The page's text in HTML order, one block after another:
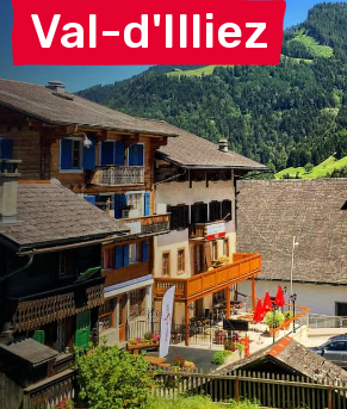
Val-d'Illiez